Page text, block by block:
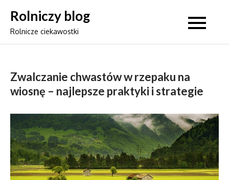
content
Rolniczy blog
Rolnicze ciekawostki
Zwalczanie chwastów w rzepaku na
wiosnę – najlepsze praktyki i strategie